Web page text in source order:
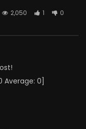
2,050 1 0
Average: 0]